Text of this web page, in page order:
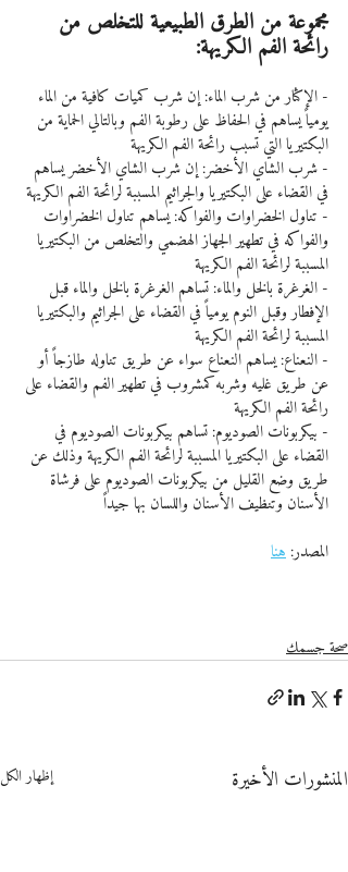
مجموعة من الطرق الطبيعية للتخلص من
رائحة الفم الكريهة:
- الإكثار من شرب الماء: إن شرب كميات كافية من الماء
يومياً يساهم في الحفاظ على رطوبة الفم وبالتالي الحماية من
البكتيريا التي تسبب رائحة الفم الكريهة
- شرب الشاي الأخضر: إن شرب الشاي الأخضر يساهم
في القضاء على البكتيريا والجراثيم المسببة لرائحة الفم الكريهة
- تناول الخضراوات والفواكه: يساهم تناول الخضراوات
والفواكه في تطهير الجهاز الهضمي والتخلص من البكتيريا
المسببة لرائحة الفم الكريهة
- الغرغرة بالخل والماء: تساهم الغرغرة بالخل والماء قبل
الإفطار وقبل النوم يومياً في القضاء على الجراثيم والبكتيريا
المسببة لرائحة الفم الكريهة
- النعناع: يساهم النعناع سواء عن طريق تناوله طازجاً أو
عن طريق غليه وشربه كمشروب في تطهير الفم والقضاء على
رائحة الفم الكريهة
- بيكربونات الصوديوم: تساهم بيكربونات الصوديوم في
القضاء على البكتيريا المسببة لرائحة الفم الكريهة وذلك عن
طريق وضع القليل من بيكربونات الصوديوم على فرشاة
الأسنان وتنظيف الأسنان واللسان بها جيداً
المصدر: هنا
صحة جسمك
المنشورات الأخيرة إظهار الكل